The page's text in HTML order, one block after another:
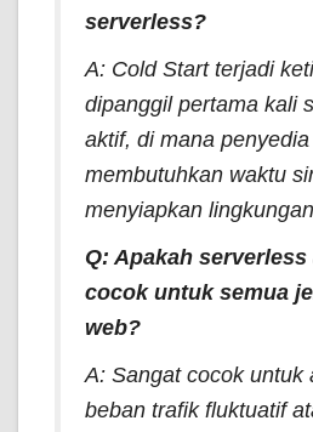
serverless?
A: Cold Startterjadi
dipanggil pertama kali
aktif, di mana
membutuhkan waktu
menyiapkan
Q: Apakah
cocok untuk semua
web?
A: Sangat cocok untuk
beban trafik fluktuatif